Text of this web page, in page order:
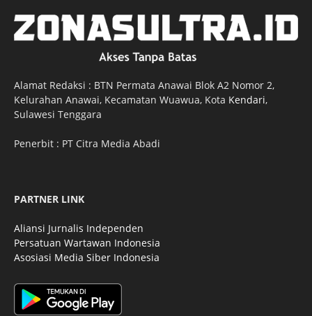
Alamat Redaksi : BTN Permata Anawai Blok A2 Nomor 2,
Kelurahan Anawai, Kecamatan Wuawua, Kota Kendari,
Sulawesi Tenggara
Penerbit : PT Citra Media Abadi
PARTNER LINK
Aliansi Jurnalis Independen
Persatuan Wartawan Indonesia
Asosiasi Media Siber Indonesia